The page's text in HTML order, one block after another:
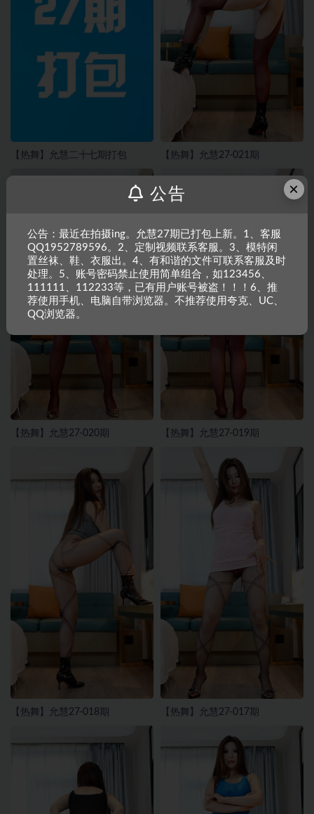
【热舞】允慧二十七期打包 【热舞】允慧27-021期
【热舞】允慧27-020期 【热舞】允慧27-019期
【热舞】允慧27-018期 【热舞】允慧27-017期
×
公告
公告：最近在拍摄ing。允慧27期已打包上新。1、客服
QQ1952789596。2、定制视频联系客服。3、模特闲
置丝袜、鞋、衣服出。4、有和谐的文件可联系客服及时
处理。5、账号密码禁止使用简单组合，如123456、
111111、112233等，已有用户账号被盗！！！6、推
荐使用手机、电脑自带浏览器。不推荐使用夸克、UC、
QQ浏览器。